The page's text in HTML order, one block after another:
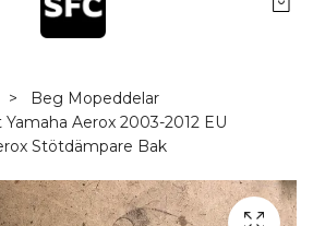
Beg Mopeddelar
Aerox 2003-2012 EU
Stötdämpare Bak